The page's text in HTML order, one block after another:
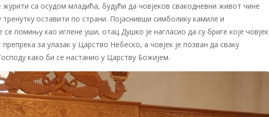
са осудом младића, будући да човјеков свакодневни живот чине
тренутку оставити по страни. Појаснивши симболику камиле и
се помињу као иглене уши, отац Душко је нагласио да су бриге које човјек
за улазак у Царство Небеско, а човјек је позван да сваку
како би се настанио у Царству Божијем.